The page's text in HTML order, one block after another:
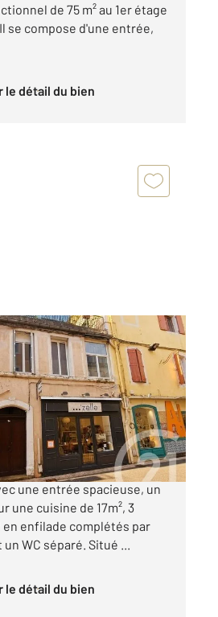
de 75 m² au 1er étage
se compose d'une entrée,
le détail du bien
F4 à vendre
€
appartement de 4 pièces
une entrée spacieuse, un
une cuisine de 17m², 3
en enfilade complétés par
WC séparé. Situé ...
le détail du bien